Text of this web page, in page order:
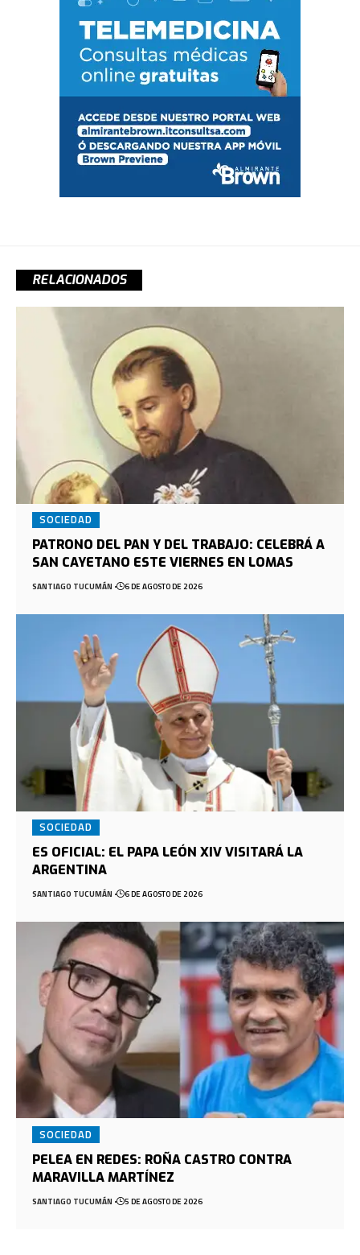
RELACIONADOS
SOCIEDAD
PATRONO DEL PAN Y DEL TRABAJO: CELEBRÁ A
SAN CAYETANO ESTE VIERNES EN LOMAS
SANTIAGO TUCUMÁN 6 DE AGOSTO DE 2026
SOCIEDAD
ES OFICIAL: EL PAPA LEÓN XIV VISITARÁ LA
ARGENTINA
SANTIAGO TUCUMÁN 6 DE AGOSTO DE 2026
SOCIEDAD
PELEA EN REDES: ROÑA CASTRO CONTRA
MARAVILLA MARTÍNEZ
SANTIAGO TUCUMÁN 5 DE AGOSTO DE 2026